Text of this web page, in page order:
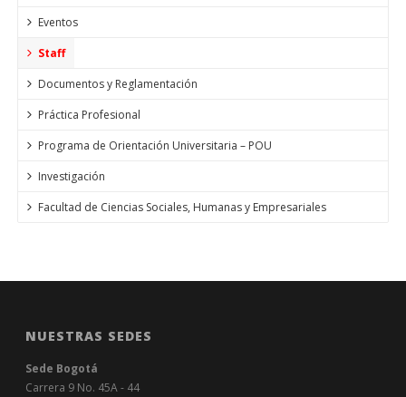
Eventos
Staff
Documentos y Reglamentación
Práctica Profesional
Programa de Orientación Universitaria – POU
Investigación
Facultad de Ciencias Sociales, Humanas y Empresariales
NUESTRAS SEDES
Sede Bogotá
Carrera 9 No. 45A - 44